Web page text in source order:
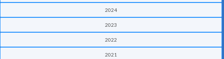
2024
2023
2022
2021